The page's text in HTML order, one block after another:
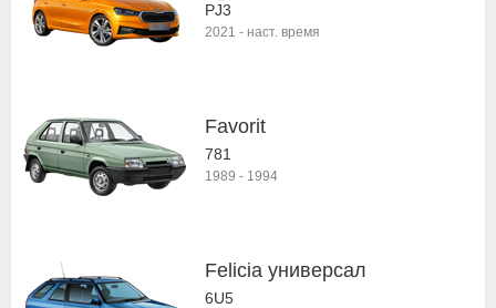
PJ3
2021 - наст. время
Favorit
781
1989 - 1994
Felicia универсал
6U5